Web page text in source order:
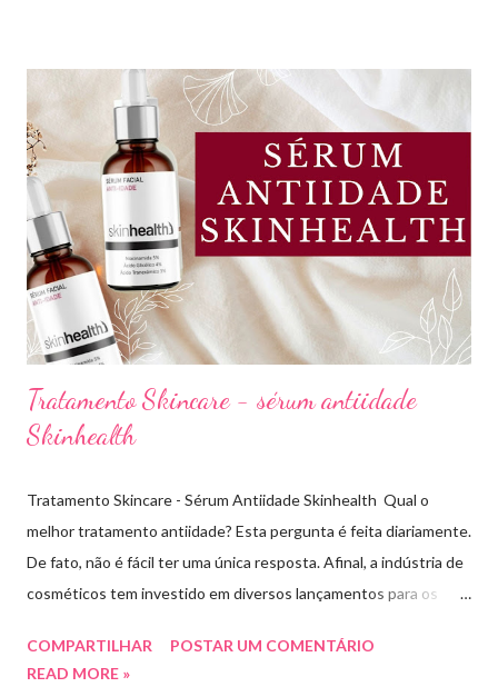
Lima. Compartilhando dicas de produtos, resenhas, rotinas de
beleza, bem-estar e autoestima. TOP 10 BASES BARATINHAS
Escolher uma boa base para a maquiagem não é algo tão simples.
Afinal temos que avaliar para qual tipo de pele, tonalidade,
subtom, ativos (se for o caso) e ainda o preço. Neste vídeo do
meu canal mostrei como vocês podem comprar uma base sem
errar na cor. É um site que tem salvado minha vida,...
Tratamento Skincare - sérum antiidade
Skinhealth
Tratamento Skincare - Sérum Antiidade Skinhealth Qual o
melhor tratamento antiidade? Esta pergunta é feita diariamente.
De fato, não é fácil ter uma única resposta. Afinal, a indústria de
cosméticos tem investido em diversos lançamentos para os
skincare tem buscado evitar os sinais de envelhecimento, antes
COMPARTILHAR
POSTAR UM COMENTÁRIO
READ MORE »